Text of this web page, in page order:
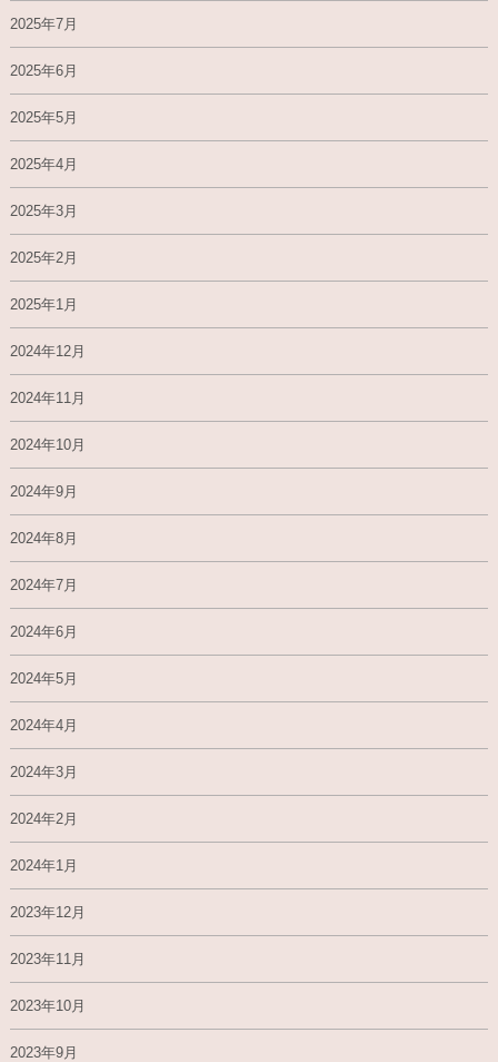
2025年7月
2025年6月
2025年5月
2025年4月
2025年3月
2025年2月
2025年1月
2024年12月
2024年11月
2024年10月
2024年9月
2024年8月
2024年7月
2024年6月
2024年5月
2024年4月
2024年3月
2024年2月
2024年1月
2023年12月
2023年11月
2023年10月
2023年9月